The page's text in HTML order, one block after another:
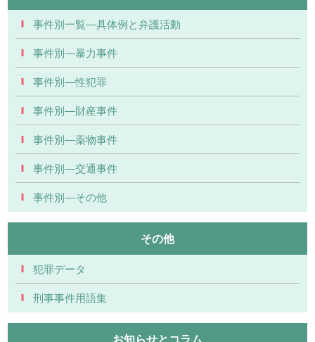
事件別一覧―具体例と弁護活動
事件別―暴力事件
事件別―性犯罪
事件別―財産事件
事件別―薬物事件
事件別―交通事件
事件別―その他
その他
犯罪データ
刑事事件用語集
お知らせとコラム